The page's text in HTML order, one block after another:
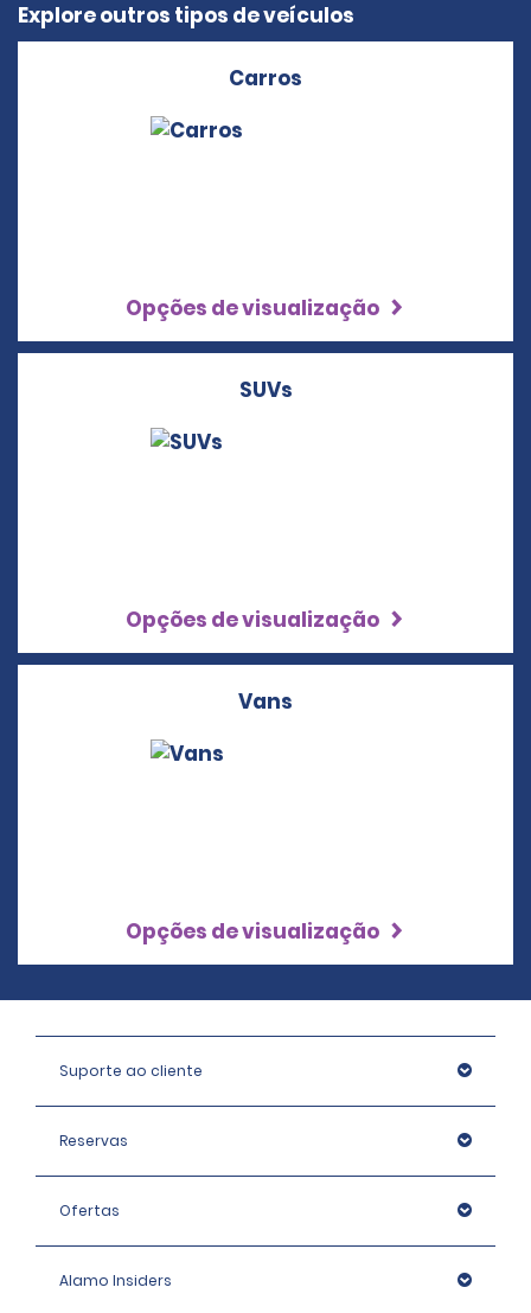
Explore outros tipos de veículos
Carros
Opções de visualização
SUVs
Opções de visualização
Vans
Opções de visualização
Suporte ao cliente
Reservas
Ofertas
Alamo Insiders